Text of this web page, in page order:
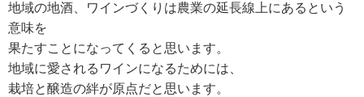
地域の地酒、ワインづくりは農業の延長線上にあるという
意味を
果たすことになってくると思います。
地域に愛されるワインになるためには、
栽培と醸造の絆が原点だと思います。